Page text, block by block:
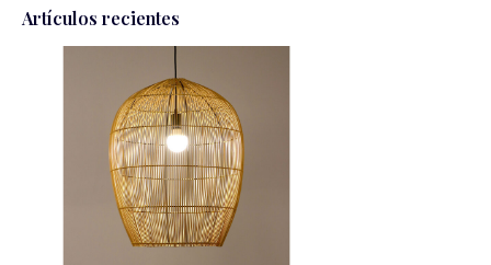
Artículos recientes